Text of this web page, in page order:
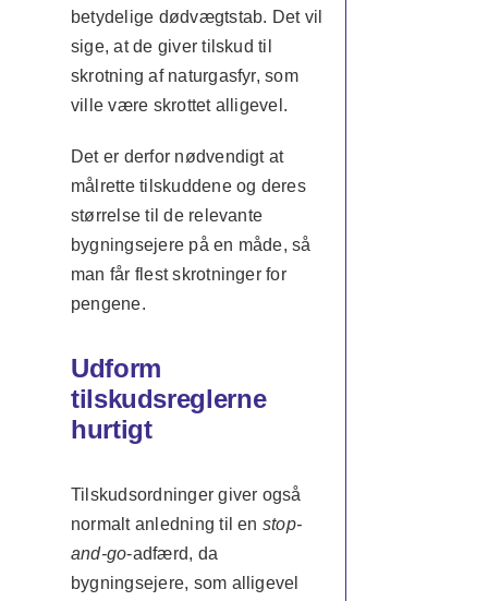
betydelige dødvægtstab. Det vil
sige, at de giver tilskud til
skrotning af naturgasfyr, som
ville være skrottet alligevel.
Det er derfor nødvendigt at
målrette tilskuddene og deres
størrelse til de relevante
bygningsejere på en måde, så
man får flest skrotninger for
pengene.
Udform
tilskudsreglerne
hurtigt
Tilskudsordninger giver også
normalt anledning til en stop-
and-go-adfærd, da
bygningsejere, som alligevel